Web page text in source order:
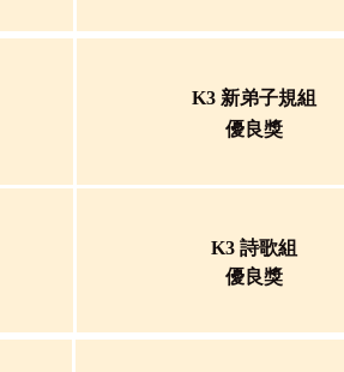
K3 新弟子規組
優良獎
K3 詩歌組
優良獎